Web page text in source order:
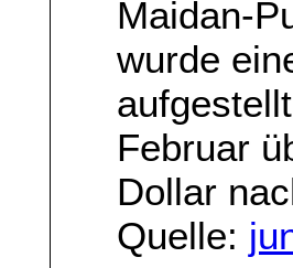
Maidan-
wurde
Februar
Dollar
Quelle: